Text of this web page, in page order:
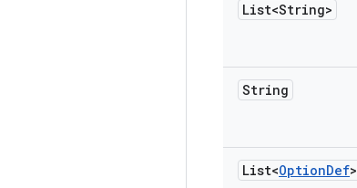
List<String>
String
List<OptionDef>